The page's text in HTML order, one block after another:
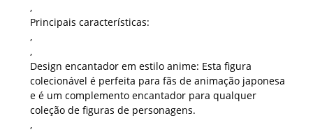
,
Principais características:
,
,
Design encantador em estilo anime: Esta figura
colecionável é perfeita para fãs de animação japonesa
e é um complemento encantador para qualquer
coleção de figuras de personagens.
,